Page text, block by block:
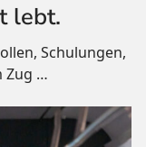
lebt.
Schulungen,
Zug …